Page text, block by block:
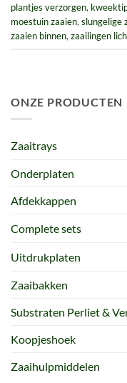
plantjes verzorgen,
moestuin zaaien, slungelige
zaaien binnen, zaailingen
ONZE PRODUCTEN
Zaaitrays
Onderplaten
Afdekkappen
Complete sets
Uitdrukplaten
Zaaibakken
Substraten Perliet &
Koopjeshoek
Zaaihulpmiddelen